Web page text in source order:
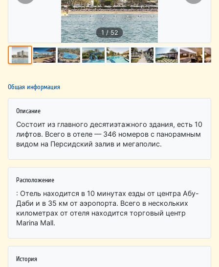
1 / 52
Общая информация
Описание
Состоит из главного десятиэтажного здания, есть 10
лифтов. Всего в отеле — 346 номеров с панорамным
видом на Персидский залив и мегаполис.
Расположение
: Отель находится в 10 минутах езды от центра Абу-
Даби и в 35 км от аэропорта. Всего в нескольких
километрах от отеля находится торговый центр
Marina Mall.
История